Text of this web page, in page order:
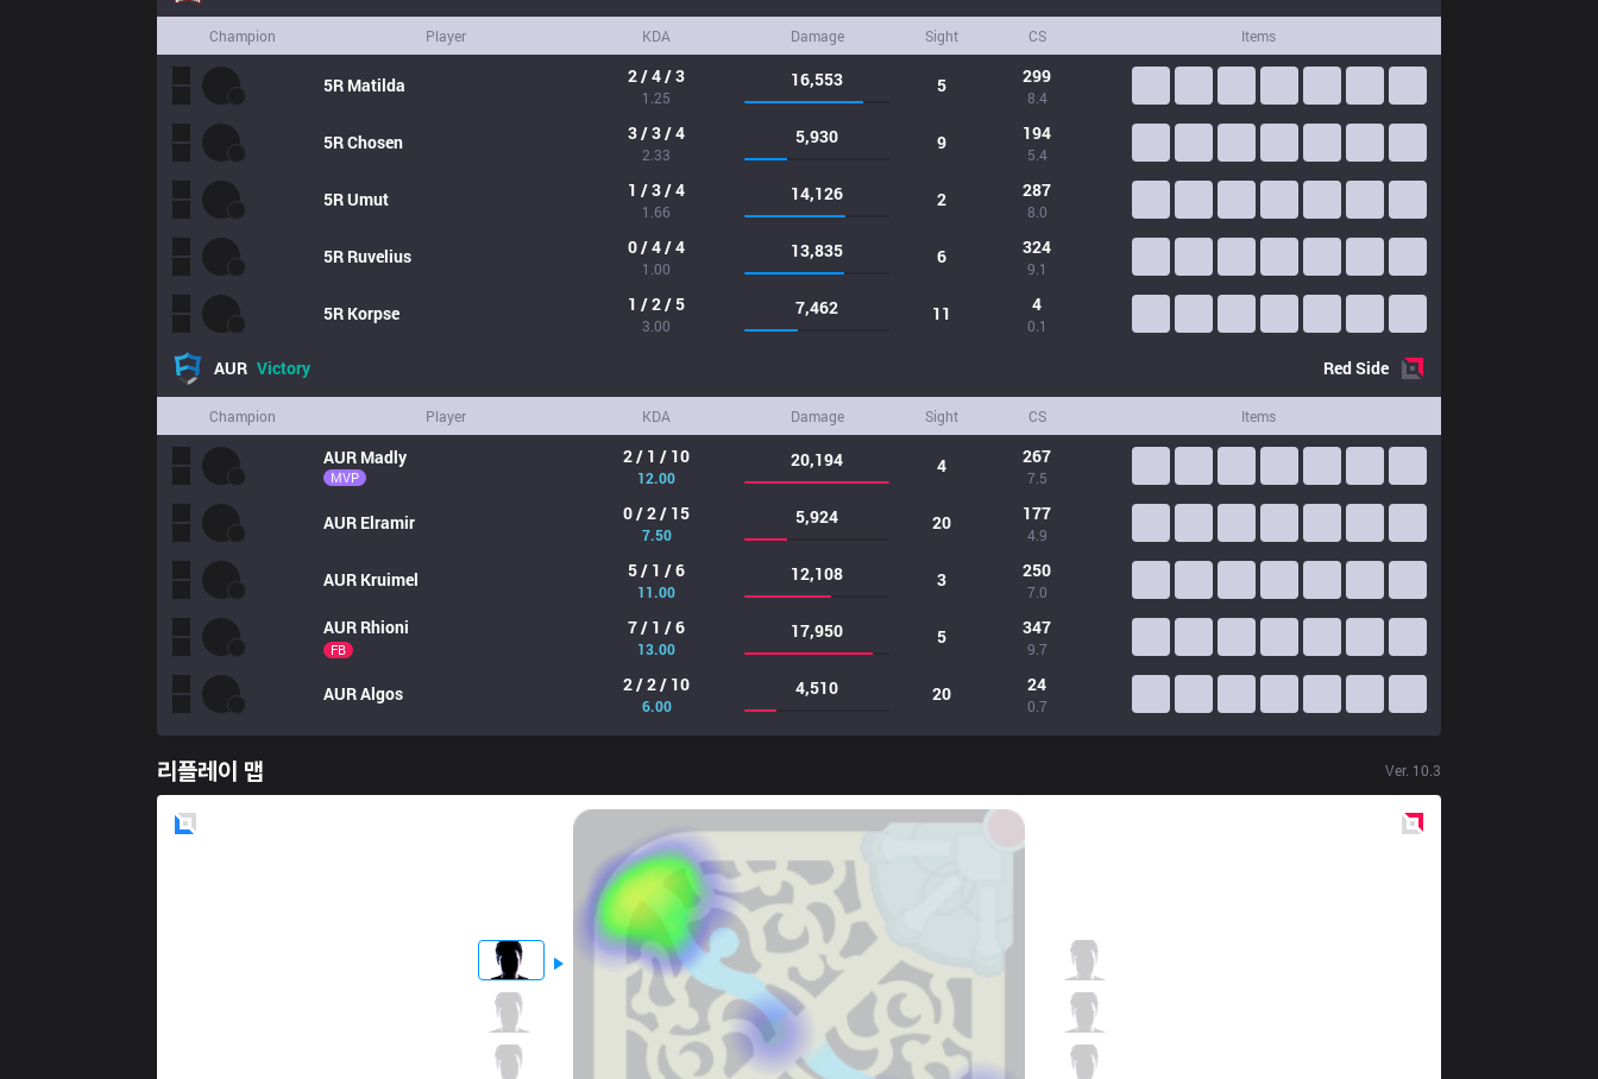
Champion Player KDA Damage Sight CS Items
5R Matilda 2 / 4 / 3
1.25
16,553 5 299
8.4
5RChosen 3 / 3 / 4
2.33
5,930 9 194
5.4
5RUmut 1 / 3 / 4
1.66
14,126 2 287
8.0
5R Ruvelius 0 / 4 / 4
1.00
13,835 6 324
9.1
5R Korpse 1 / 2 / 5
3.00
7,462 11 4
0.1
AUR Victory RedSide
Champion Player KDA Damage Sight CS Items
AUR Madly
MVP
2 / 1 / 10
12.00
20,194 4 267
7.5
AUR Elramir 0 / 2 / 15
7.50
5,924 20 177
4.9
AUR Kruimel 5 / 1 / 6
11.00
12,108 3 250
7.0
AUR Rhioni
FB
7 / 1 / 6
13.00
17,950 5 347
9.7
AURAlgos 2 / 2 / 10
6.00
4,510 20 24
0.7
리플레이 맵 Ver. 10.3